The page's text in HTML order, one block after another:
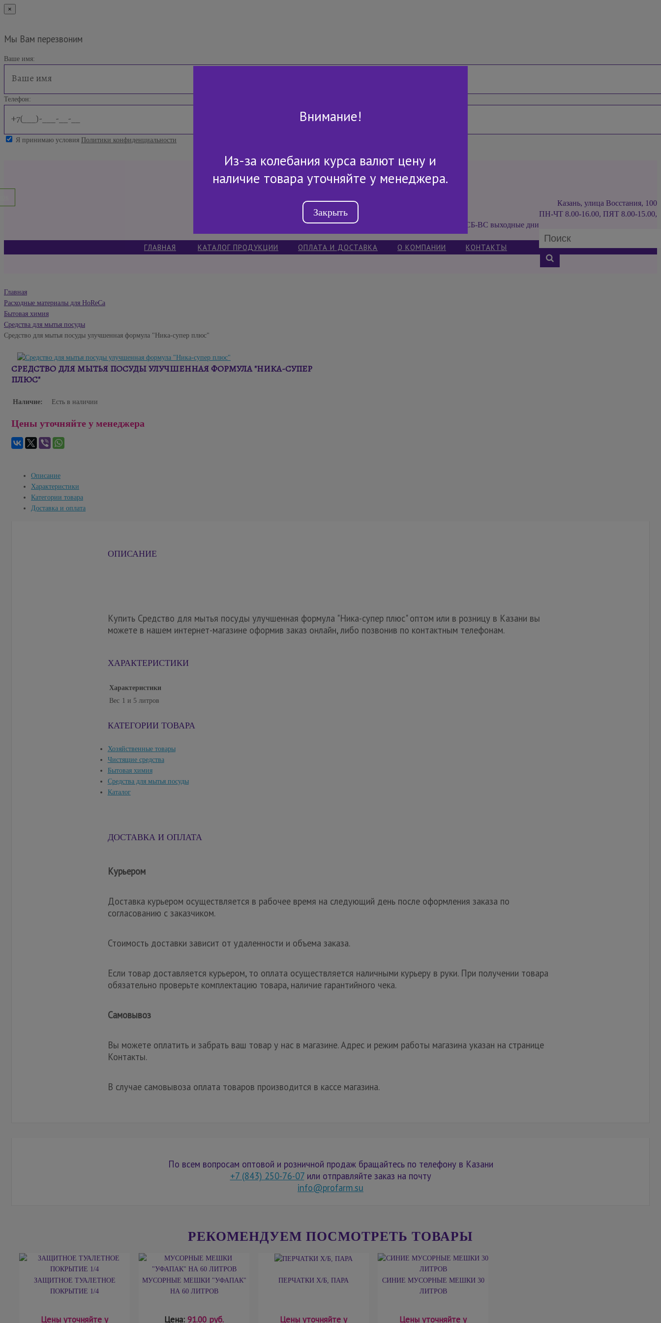
×
Мы Вам перезвоним
Ваше имя:
Телефон:
Я принимаю условия Политики конфиденциальности
+7 (843) 2-507-607
Казань, улица Восстания, 100
ПН-ЧТ 8.00-16.00, ПЯТ 8.00-15.00,
СБ-ВС выходные дни
ГЛАВНАЯ КАТАЛОГ ПРОДУКЦИИ ОПЛАТА И ДОСТАВКА О КОМПАНИИ КОНТАКТЫ
Главная
Расходные материалы для HoReCa
Бытовая химия
Cредства для мытья посуды
Средство для мытья посуды улучшенная формула "Ника-супер плюс"
СРЕДСТВО ДЛЯ МЫТЬЯ ПОСУДЫ УЛУЧШЕННАЯ ФОРМУЛА "НИКА-СУПЕР
ПЛЮС"
Наличие: Есть в наличии
Цены уточняйте у менеджера
Описание
Характеристики
Категории товара
Доставка и оплата
ОПИСАНИЕ
Купить Средство для мытья посуды улучшенная формула "Ника-супер плюс" оптом или в розницу в Казани вы
можете в нашем интернет-магазине оформив заказ онлайн, либо позвонив по контактным телефонам.
ХАРАКТЕРИСТИКИ
Характеристики
Вес 1 и 5 литров
КАТЕГОРИИ ТОВАРА
Хозяйственные товары
Чистящие средства
Бытовая химия
Cредства для мытья посуды
Каталог
ДОСТАВКА И ОПЛАТА
Курьером
Доставка курьером осуществляется в рабочее время на следующий день после оформления заказа по
согласованию с заказчиком.
Стоимость доставки зависит от удаленности и объема заказа.
Если товар доставляется курьером, то оплата осуществляется наличными курьеру в руки. При получении товара
обязательно проверьте комплектацию товара, наличие гарантийного чека.
Самовывоз
Вы можете оплатить и забрать ваш товар у нас в магазине. Адрес и режим работы магазина указан на странице
Контакты.
В случае самовывоза оплата товаров производится в кассе магазина.
По всем вопросам оптовой и розничной продаж бращайтесь по телефону в Казани
+7 (843) 250-76-07или отправляйте заказ на почту
info@profarm.su
РЕКОМЕНДУЕМ ПОСМОТРЕТЬ ТОВАРЫ
ЗАЩИТНОЕ ТУАЛЕТНОЕ
ПОКРЫТИЕ 1/4
Цены уточняйте у
МУСОРНЫЕ МЕШКИ "УФАПАК"
НА 60 ЛИТРОВ
Цена: 91.00 руб.
ПЕРЧАТКИ Х/Б, ПАРА
Цены уточняйте у
СИНИЕ МУСОРНЫЕ МЕШКИ 30
ЛИТРОВ
Цены уточняйте у
Внимание!
Из-за колебания курса валют цену и
наличие товара уточняйте у менеджера.
Закрыть